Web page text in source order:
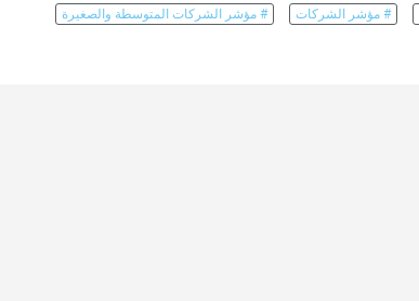
# مؤشر الشركات # مؤشر الشركات المتوسطة والصغيرة